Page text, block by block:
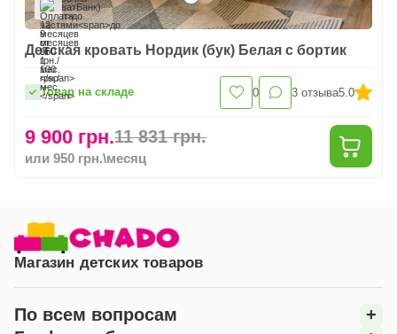
Детская кровать Нордик (бук) Белая с бортик
Товар на складе 0 3отзыва5.0
11 831 грн.
9 900 грн.
или 950 грн.\месяц
Магазин детских товаров
По всем вопросам
+